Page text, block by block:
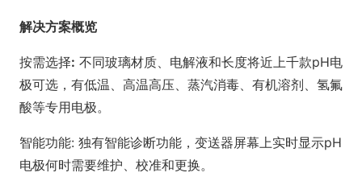
解决方案概览
按需选择: 不同玻璃材质、电解液和长度将近上千款pH电
极可选，有低温、高温高压、蒸汽消毒、有机溶剂、氢氟
酸等专用电极。
智能功能: 独有智能诊断功能，变送器屏幕上实时显示pH
电极何时需要维护、校准和更换。